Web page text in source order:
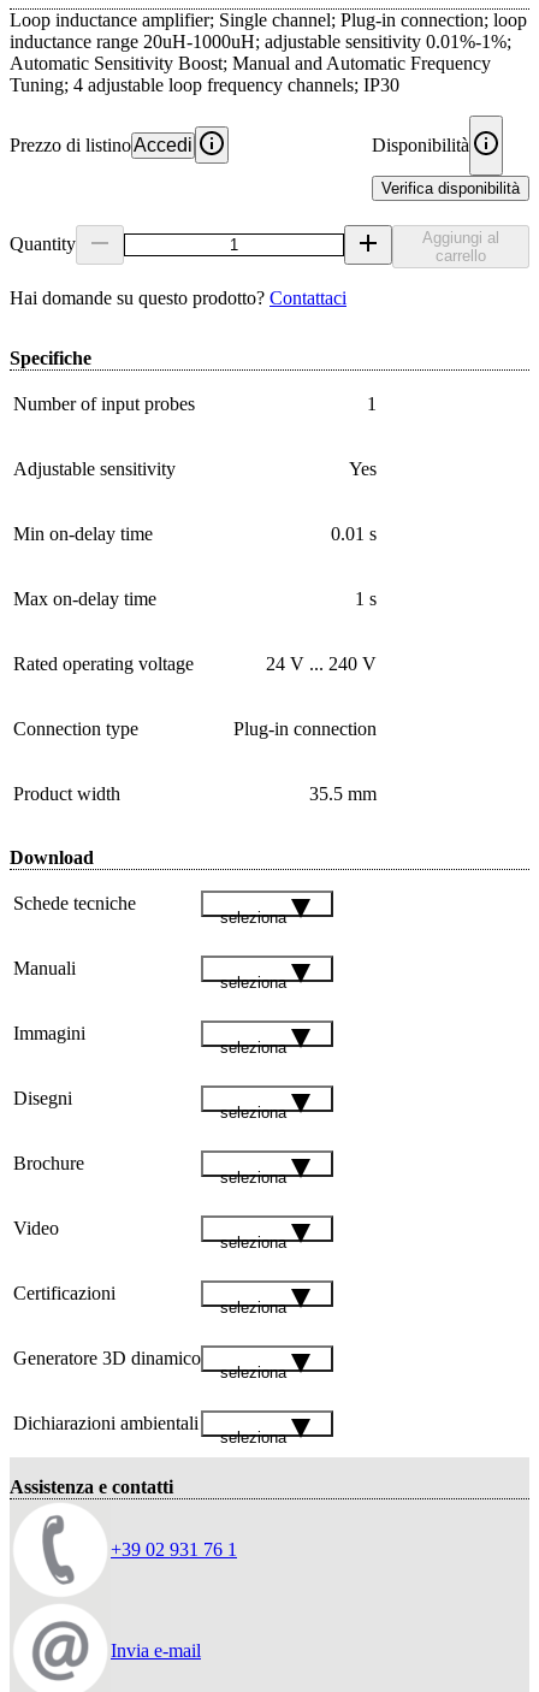
Loop inductance amplifier; Single channel; Plug-in connection; loop
inductance range 20uH-1000uH; adjustable sensitivity 0.01%-1%;
Automatic Sensitivity Boost; Manual and Automatic Frequency
Tuning; 4 adjustable loop frequency channels; IP30
Prezzo di listinoAccedi Disponibilità
Verifica disponibilità
Quantity
Aggiungi al
carrello
Hai domande su questo prodotto? Contattaci
Specifiche
Number of input probes 1
Adjustable sensitivity Yes
Min on-delay time 0.01 s
Max on-delay time 1 s
Rated operating voltage 24 V ... 240 V
Connection type Plug-in connection
Product width 35.5 mm
Download
Schede tecniche
seleziona
Manuali
seleziona
Immagini
seleziona
Disegni
seleziona
Brochure
seleziona
Video
seleziona
Certificazioni
seleziona
Generatore 3D dinamico
seleziona
Dichiarazioni ambientali
seleziona
Assistenza e contatti
+39 02 931 76 1
Invia e-mail